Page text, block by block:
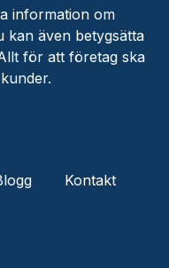
information om
kan även betygsätta
för att företag ska
Kontakt